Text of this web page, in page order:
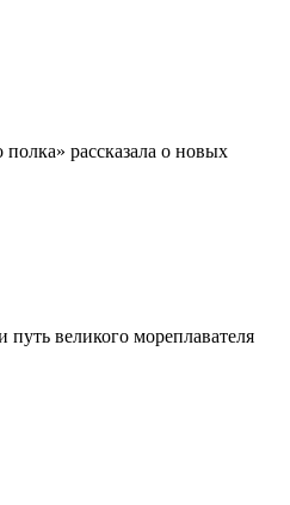
рассказала о новых
великого мореплавателя